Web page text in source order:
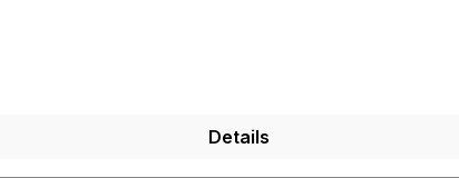
Details